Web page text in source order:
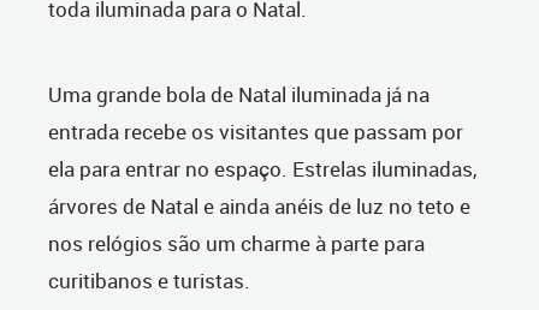
toda iluminada para o Natal.
Uma grande bola de Natal iluminada já na
entrada recebe os visitantes que passam por
ela para entrar no espaço. Estrelas iluminadas,
árvores de Natal e ainda anéis de luz no teto e
nos relógios são um charme à parte para
curitibanos e turistas.